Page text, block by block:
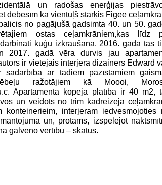
un radošas enerģijas
debesīm kā vientuļš stārķis Figee
no pagājušā gadsimta 40. un 50.
ostas ceļamkrāniem,kas līdz
kuģu izkraušanā. 2016. gadā tas
2017. gadā vēra durvis jau
ir vietējais interjera dizainers Edward
ar tādiem pazīstamiem
ražotājiem kā
Moooi,
Apartamenta kopējā platība ir 40 m2,
un veidots no trim kādreizējā
konteinerieim, interjeram iedvesmojoties
un, protams, izspēlējot
galveno vērtību – skatus.